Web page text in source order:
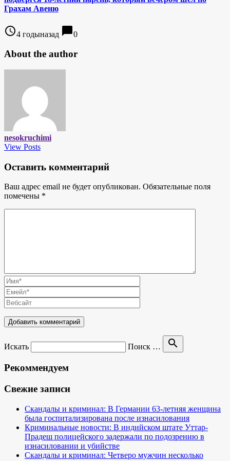
Грахам Авеню
access_time4 годыназад chat_bubble0
About the author
nesokruchimi
View Posts
Оставить комментарий
Ваш адрес email не будет опубликован. Обязательные поля
помечены *
Искать Поиск … search
Рекоммендуем
Свежие записи
Скандалы и криминал: В Германии 63-летняя женщина
была госпитализирована после изнасилования
Криминальные новости: В индийском штате Уттар-
Прадеш полицейского задержали по подозрению в
изнасиловании и убийстве
Скандалы и криминал: Четверо мужчин несколько